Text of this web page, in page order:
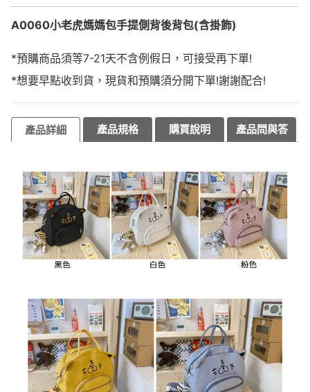
A0060小老虎媽媽包手提側背後背包(含掛飾)
*預購商品須等7-21天不含例假日，可接受再下單!
*想要早點收到貨，現貨和預購須分開下單!謝謝配合!
產品詳細 產品規格 購買說明 產品問與答